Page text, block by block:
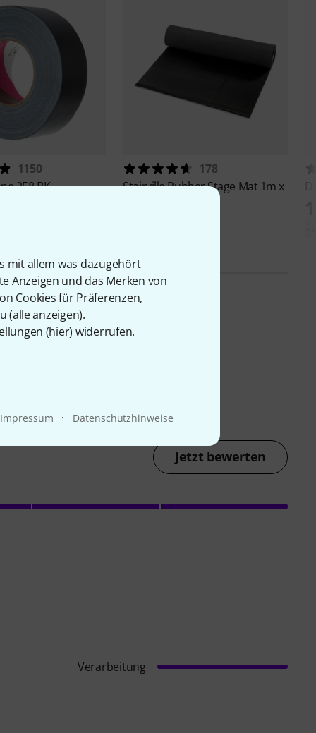
mit allem was dazugehört
Anzeigen und das Merken von
Cookies für Präferenzen,
(alle anzeigen).
(hier) widerrufen.
Impressum · Datenschutzhinweise
1150
258 BK
178
StairvilleRubber Stage Mat 1m x
Jetzt bewerten
Verarbeitung